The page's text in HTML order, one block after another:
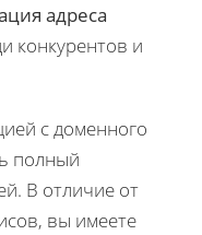
адреса
конкурентов и
с доменного
полный
В отличие от
вы имеете